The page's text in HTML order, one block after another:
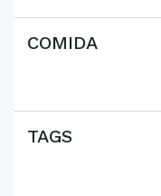
COMIDA
TAGS